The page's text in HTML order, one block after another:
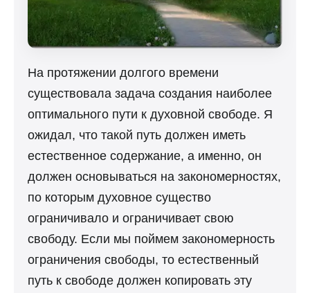
На протяжении долгого времени
существовала задача создания наиболее
оптимального пути к духовной свободе. Я
ожидал, что такой путь должен иметь
естественное содержание, а именно, он
должен основываться на закономерностях,
по которым духовное существо
ограничивало и ограничивает свою
свободу. Если мы поймем закономерность
ограничения свободы, то естественный
путь к свободе должен копировать эту